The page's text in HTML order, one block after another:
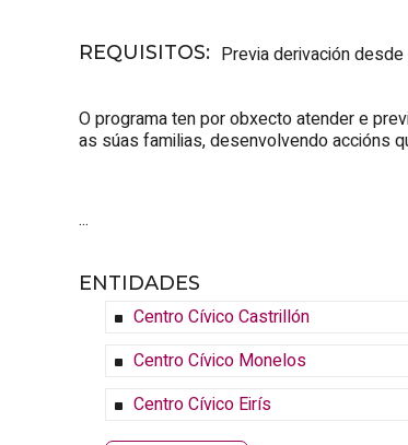
REQUISITOS: Previa derivación
O programa ten por obxecto atender e
as súas familias, desenvolvendo accións
...
ENTIDADES
Centro Cívico Castrillón
Centro Cívico Monelos
Centro Cívico Eirís